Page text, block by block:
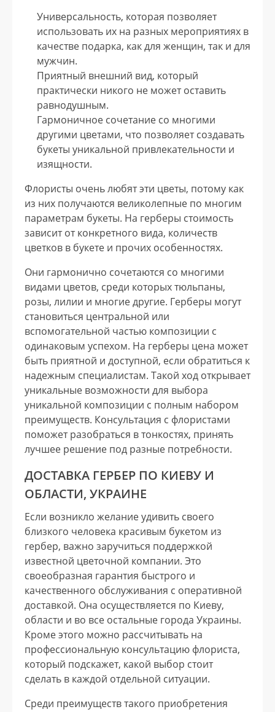
Универсальность, которая позволяет
использовать их на разных мероприятиях в
качестве подарка, как для женщин, так и для
мужчин.
Приятный внешний вид, который
практически никого не может оставить
равнодушным.
Гармоничное сочетание со многими
другими цветами, что позволяет создавать
букеты уникальной привлекательности и
изящности.
Флористы очень любят эти цветы, потому как
из них получаются великолепные по многим
параметрам букеты. На герберы стоимость
зависит от конкретного вида, количеств
цветков в букете и прочих особенностях.
Они гармонично сочетаются со многими
видами цветов, среди которых тюльпаны,
розы, лилии и многие другие. Герберы могут
становиться центральной или
вспомогательной частью композиции с
одинаковым успехом. На герберы цена может
быть приятной и доступной, если обратиться к
надежным специалистам. Такой ход открывает
уникальные возможности для выбора
уникальной композиции с полным набором
преимуществ. Консультация с флористами
поможет разобраться в тонкостях, принять
лучшее решение под разные потребности.
ДОСТАВКА ГЕРБЕР ПО КИЕВУ И
ОБЛАСТИ, УКРАИНЕ
Если возникло желание удивить своего
близкого человека красивым букетом из
гербер, важно заручиться поддержкой
известной цветочной компании. Это
своеобразная гарантия быстрого и
качественного обслуживания с оперативной
доставкой. Она осуществляется по Киеву,
области и во все остальные города Украины.
Кроме этого можно рассчитывать на
профессиональную консультацию флориста,
который подскажет, какой выбор стоит
сделать в каждой отдельной ситуации.
Среди преимуществ такого приобретения